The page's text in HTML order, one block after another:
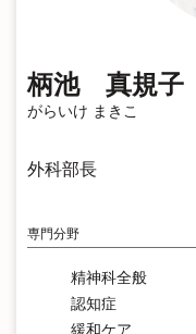
柄池 真規子
がらいけ まきこ
外科部長
専門分野
精神科全般
認知症
緩和ケア